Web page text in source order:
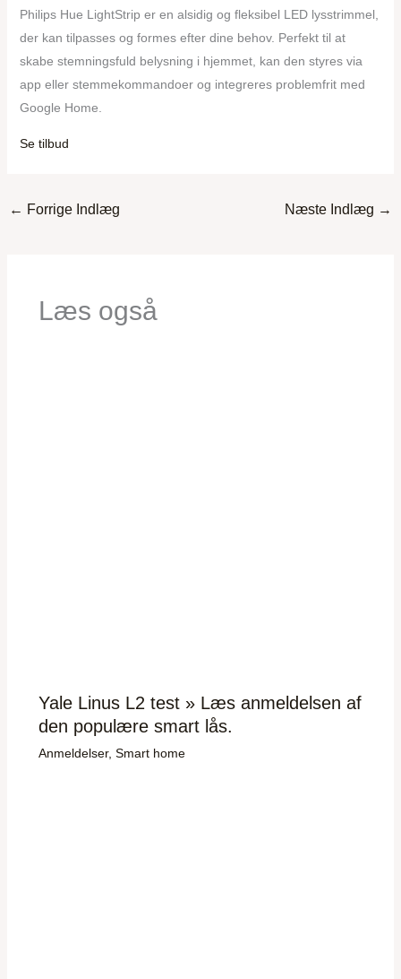
Philips Hue LightStrip er en alsidig og fleksibel LED lysstrimmel,
der kan tilpasses og formes efter dine behov. Perfekt til at
skabe stemningsfuld belysning i hjemmet, kan den styres via
app eller stemmekommandoer og integreres problemfrit med
Google Home.
Se tilbud
← Forrige Indlæg Næste Indlæg →
Læs også
Yale Linus L2 test » Læs anmeldelsen af
den populære smart lås.
Anmeldelser, Smart home